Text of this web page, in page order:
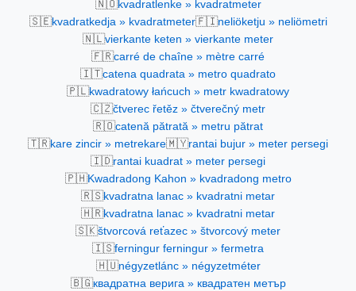
🇳🇴kvadratlenke » kvadratmeter
🇸🇪kvadratkedja » kvadratmeter🇫🇮neliöketju » neliömetri
🇳🇱vierkante keten » vierkante meter
🇫🇷carré de chaîne » mètre carré
🇮🇹catena quadrata » metro quadrato
🇵🇱kwadratowy łańcuch » metr kwadratowy
🇨🇿čtverec řetěz » čtverečný metr
🇷🇴catenă pătrată » metru pătrat
🇹🇷kare zincir » metrekare🇲🇾rantai bujur » meter persegi
🇮🇩rantai kuadrat » meter persegi
🇵🇭Kwadradong Kahon » kvadradong metro
🇷🇸kvadratna lanac » kvadratni metar
🇭🇷kvadratna lanac » kvadratni metar
🇸🇰štvorcová reťazec » štvorcový meter
🇮🇸ferningur ferningur » fermetra
🇭🇺négyzetlánc » négyzetméter
🇧🇬квадратна верига » квадратен метър